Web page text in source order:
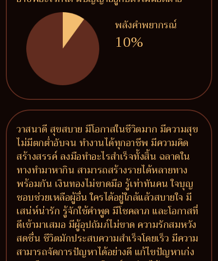
พลังคำพยากรณ์
10%
วาสนาดี สุขสบาย มีโอกาสในชีวิตมาก มีความสุข
ไม่มีตกต่ำอับจน ทำงานได้ทุกอาชีพ มีความคิด
สร้างสรรค์ ลงมือทำอะไรสำเร็จทั้งสิ้น ฉลาดใน
ทางทำมาหากิน สามารถสร้างรายได้หลายทาง
พร้อมกัน เงินทองไม่ขาดมือ รู้เท่าทันคน ใจบุญ
ชอบช่วยเหลือผู้อื่น ใครได้อยู่ใกล้แล้วสบายใจ มี
เสน่ห์น่ารัก รู้จักใช้คำพูด มีโชคลาภ และโอกาสที่
ดีเข้ามาเสมอ มีผู้อุปถัมภ์ไม่ขาด ความรักสมหวัง
สดชื่น ชีวิตมักประสบความสำเร็จโดยเร็ว มีความ
สามารถจัดการปัญหาได้อย่างดี แก้ไขปัญหาเก่ง